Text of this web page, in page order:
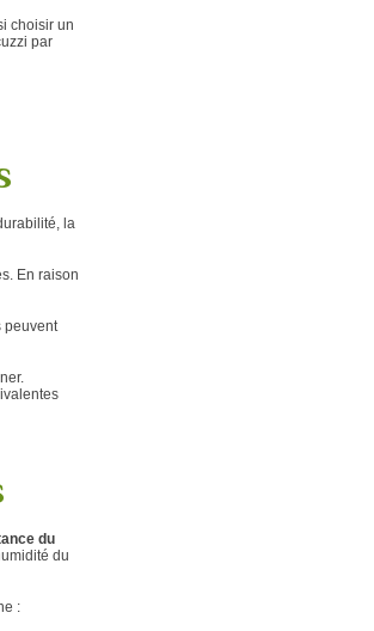
choisir un
par
la
En raison
peuvent
du
du
: